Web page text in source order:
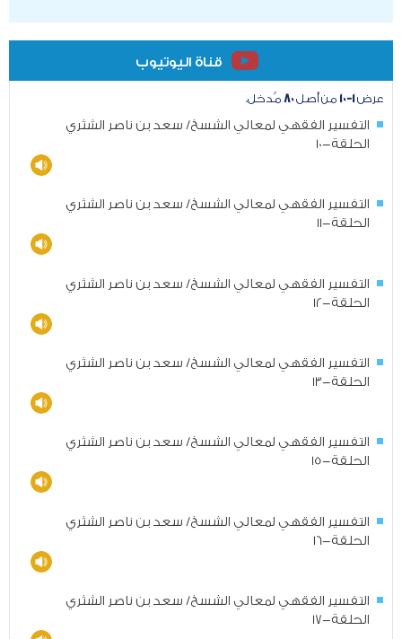
قناة اليوتيوب
عرض١-١٠ من أصل٨٠ مُدخل.
التفسير الفقهي لمعالي الشسخ/ سعد بن ناصر الشثري
الحلقة-10
التفسير الفقهي لمعالي الشسخ/ سعد بن ناصر الشثري
الحلقة-11
التفسير الفقهي لمعالي الشسخ/ سعد بن ناصر الشثري
الحلقة-12
التفسير الفقهي لمعالي الشسخ/ سعد بن ناصر الشثري
الحلقة-13
التفسير الفقهي لمعالي الشسخ/ سعد بن ناصر الشثري
الحلقة-15
التفسير الفقهي لمعالي الشسخ/ سعد بن ناصر الشثري
الحلقة-16
التفسير الفقهي لمعالي الشسخ/ سعد بن ناصر الشثري
الحلقة-17